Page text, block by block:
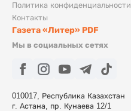
Политика конфиденциальности
Контакты
Газета «Литер» PDF
Мы в социальных сетях
010017, Республика Казахстан
г. Астана, пр. Кунаева 12/1